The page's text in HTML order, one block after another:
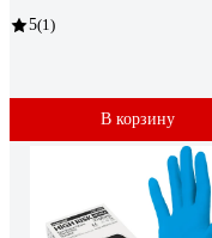
5(1)
В корзину